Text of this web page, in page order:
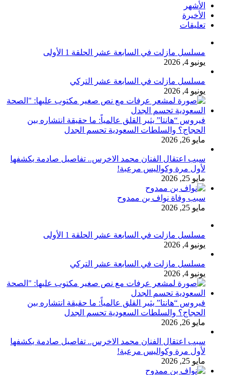
الأشهر
الأخيرة
تعليقات
مسلسل مازلت في السابعة عشر الحلقة 1 الأولى
يونيو 4, 2026
مسلسل مازلت في السابعة عشر التركي
يونيو 4, 2026
فيروس “هانتا” يثير القلق عالمياً: ما حقيقة انتشاره بين
الحجاج؟ والسلطات السعودية تحسم الجدل
مايو 26, 2026
سبب اعتقال الفنان محمد الاخرس.. تفاصيل صادمة يكشفها
لأول مرة وكواليس مرعبة!
مايو 25, 2026
سبب وفاة نواف بن ممدوح
مايو 25, 2026
مسلسل مازلت في السابعة عشر الحلقة 1 الأولى
يونيو 4, 2026
مسلسل مازلت في السابعة عشر التركي
يونيو 4, 2026
فيروس “هانتا” يثير القلق عالمياً: ما حقيقة انتشاره بين
الحجاج؟ والسلطات السعودية تحسم الجدل
مايو 26, 2026
سبب اعتقال الفنان محمد الاخرس.. تفاصيل صادمة يكشفها
لأول مرة وكواليس مرعبة!
مايو 25, 2026